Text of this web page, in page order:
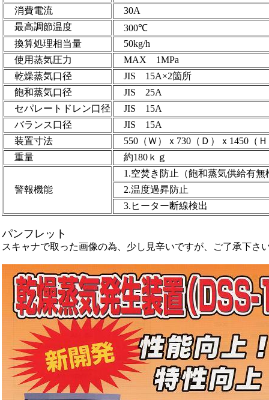
消費電流
30A
最高調節温度
300℃
換算処理相当量
50kg/h
使用蒸気圧力
MAX 1MPa
乾燥蒸気口径
JIS 15A×2箇所
飽和蒸気口径
JIS 25A
セパレートドレン口径
JIS 15A
バランス口径
JIS 15A
装置寸法
550（Ｗ）ｘ730（Ｄ）ｘ1450（
重量
約180ｋｇ
警報機能
1.空焚き防止（飽和蒸気供給有無
2.温度過昇防止
3.ヒーター断線検出
パンフレット
スキャナで取った画像の為、少し見辛いですが、ご了承下さ